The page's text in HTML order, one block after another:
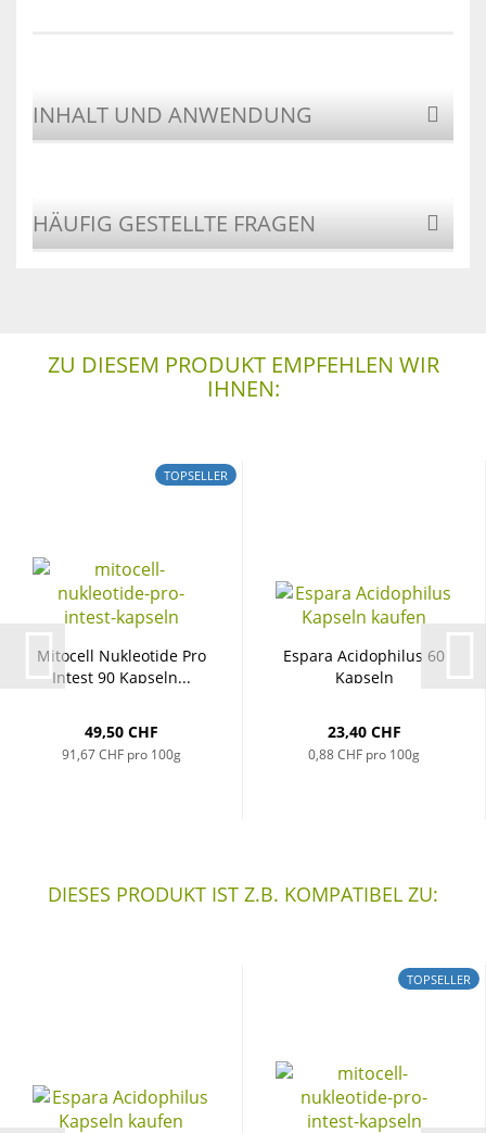
INHALT UND ANWENDUNG
HÄUFIG GESTELLTE FRAGEN
ZU DIESEM PRODUKT EMPFEHLEN WIR
IHNEN:
TOPSELLER
Mi­to­cell Nu­kleo­ti­de Pro
In­test 90 Kap­seln...
49,50 CHF
91,67 CHF pro 100g
Es­pa­ra Aci­do­phi­lus 60
Kap­seln
23,40 CHF
0,88 CHF pro 100g
DIESES PRODUKT IST Z.B. KOMPATIBEL ZU:
TOPSELLER